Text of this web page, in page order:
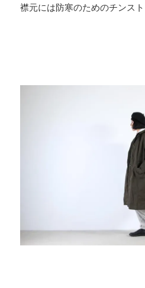
襟元には防寒のためのチンス